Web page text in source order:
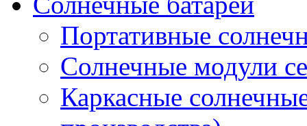
Портативные
Солнечные модули
Каркасные